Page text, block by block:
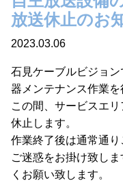
放送休止のお
2023.03.06
石見ケーブルビジョ
器メンテナンス作業を
この間、サービスエ
休止します。
作業終了後は通常通り
ご迷惑をお掛け致し
くお願い致します。